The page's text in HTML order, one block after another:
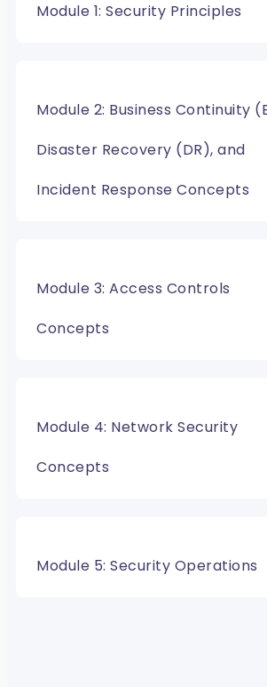
Module 1: Security Principles
Module 2: Business Continuity
Disaster Recovery (DR), and
Incident Response Concepts
Module 3: Access Controls
Concepts
Module 4: Network Security
Concepts
Module 5: Security Operations